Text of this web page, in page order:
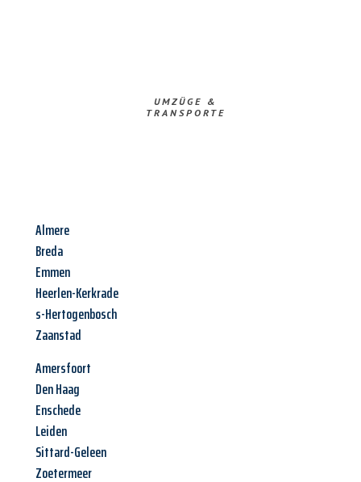
UMZÜGE &
TRANSPORTE
Almere
Breda
Emmen
Heerlen-Kerkrade
s-Hertogenbosch
Zaanstad
Amersfoort
Den Haag
Enschede
Leiden
Sittard-Geleen
Zoetermeer